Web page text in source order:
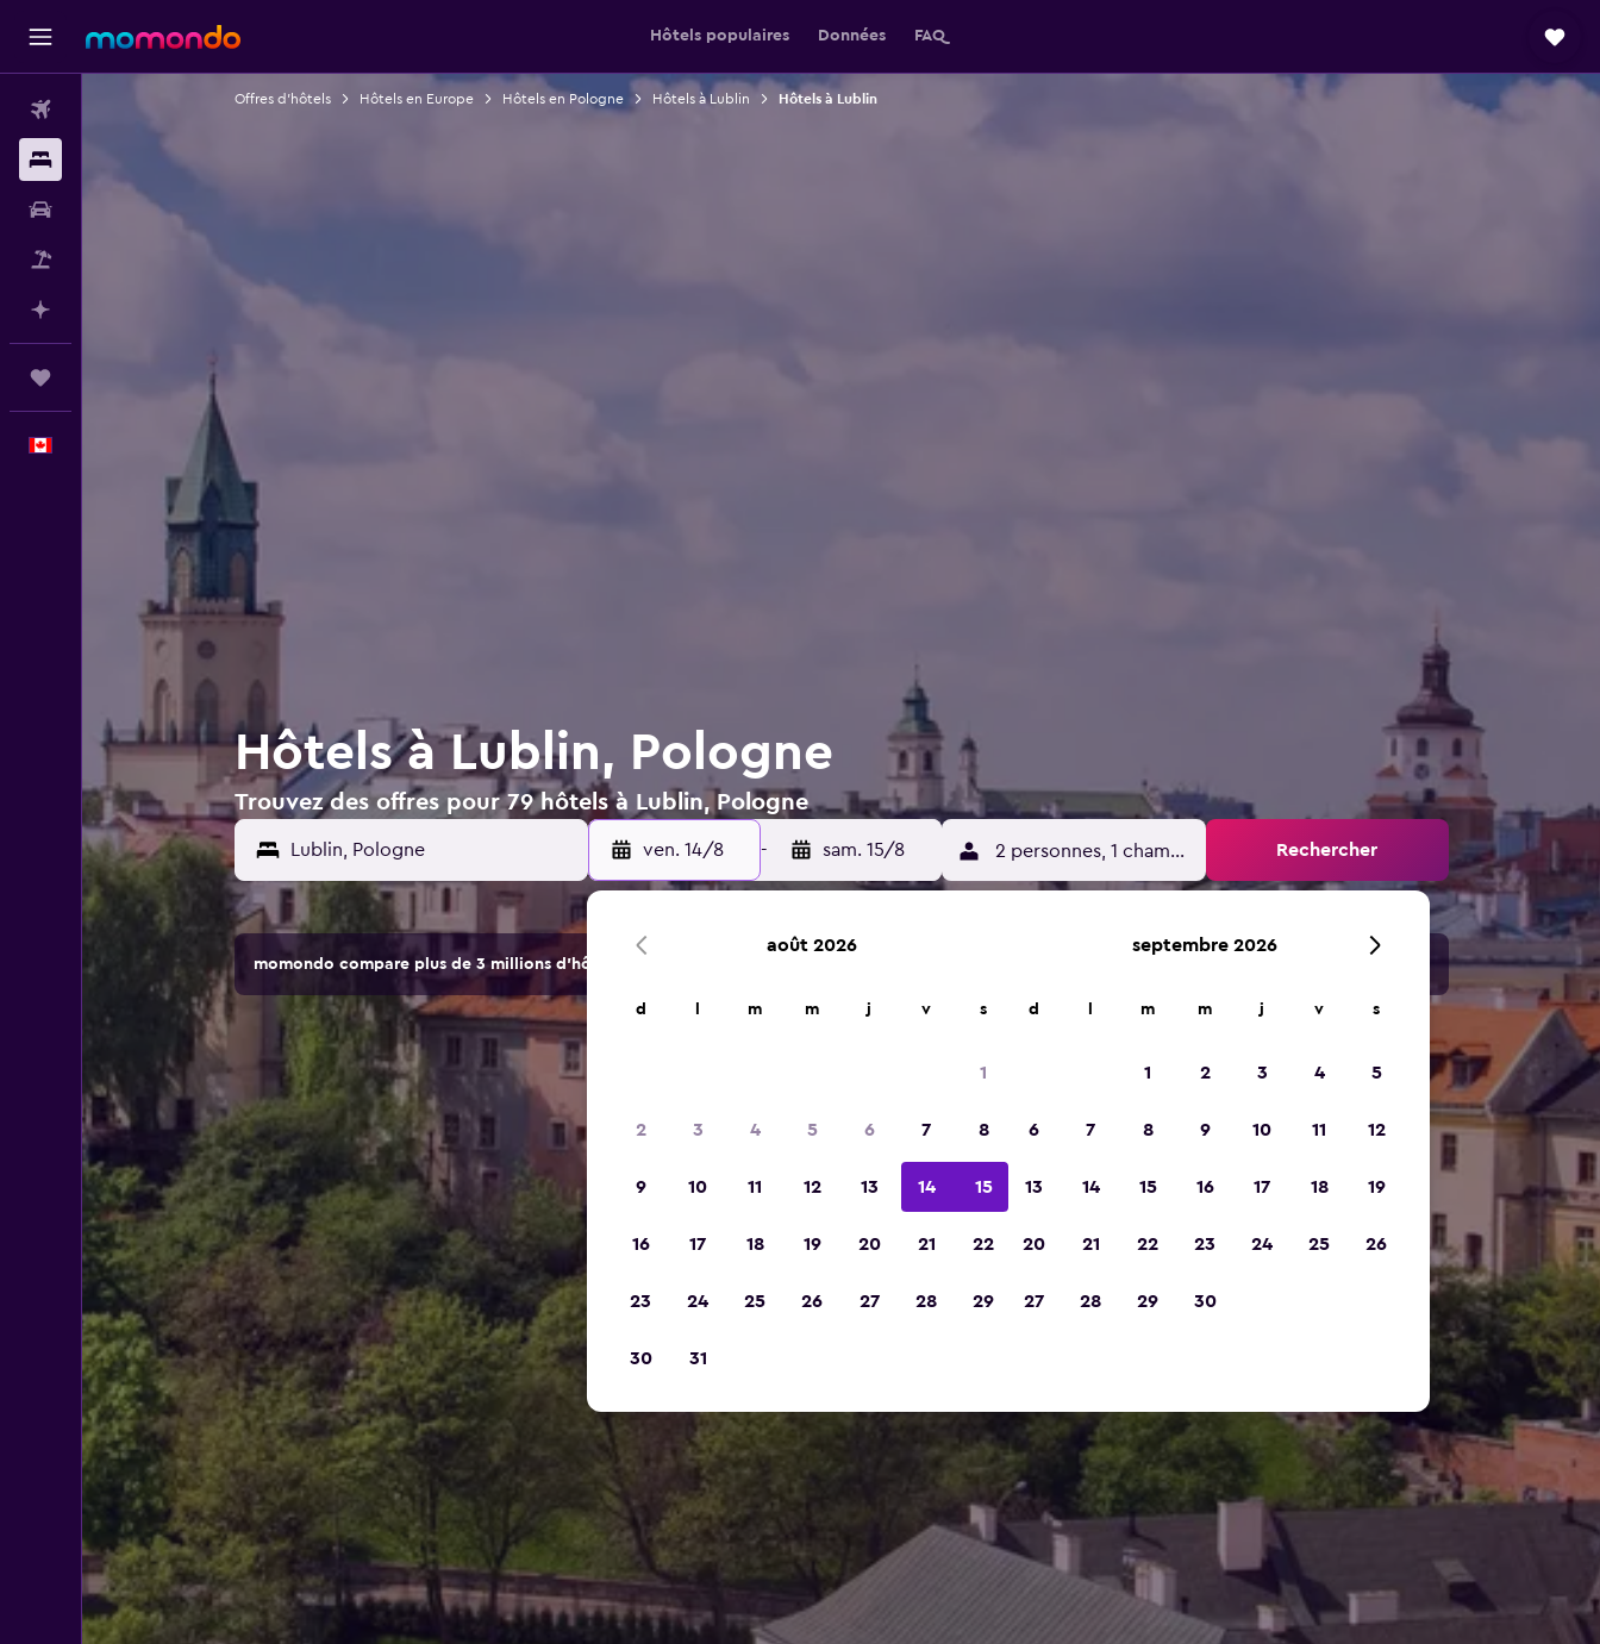
Hôtels populaires Données FAQ
Offres d’hôtels Hôtels en Europe Hôtels en Pologne Hôtels à Lublin Hôtels à Lublin
Hôtels à Lublin, Pologne
Trouvez des offres pour 79 hôtels à Lublin, Pologne
ven. 14/8 - sam. 15/8 2 personnes, 1 chambre Rechercher
momondo compare plus de 3 millions d'hôtels et d'hébergements.
août 2026
d m m j v s
1
2 3 4 5 6 7 8
9 10 11 12 13 14 15
16 17 18 19 20 21 22
23 24 25 26 27 28 29
30 31
septembre 2026
d m m j v s
1 2 3 4 5
6 7 8 9 10 11 12
13 14 15 16 17 18 19
20 21 22 23 24 25 26
27 28 29 30